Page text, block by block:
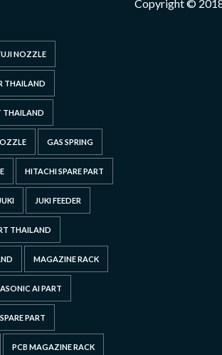
NOZZLE
THAILAND
THAILAND
GAS SPRING
HITACHI SPARE PART
JUKI FEEDER
THAILAND
MAGAZINE RACK
AI PART
PART
PCB MAGAZINE RACK
Copyright ©